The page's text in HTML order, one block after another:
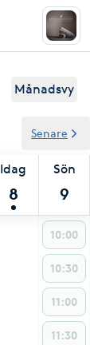
Månadsvy
Idag
8
Sön
9
Senare
10:00
10:30
11:00
11:30